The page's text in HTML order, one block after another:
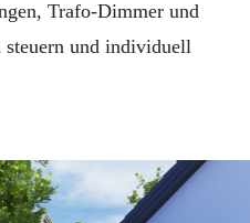
Trafo-Dimmer und
steuern und individuell